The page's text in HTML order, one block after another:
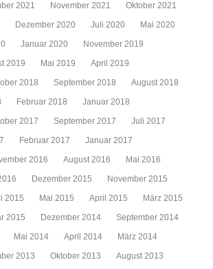
2021 November 2021
Oktober 2021
Dezember 2020 Juli 2020
Mai 2020
Januar 2020
November 2019
2019 Mai 2019
April 2019
2018 September 2018
August 2018
Februar 2018
Januar 2018
2017 September 2017
Juli 2017
Februar 2017
Januar 2017
2016 August 2016
Mai 2016
Dezember 2015
November 2015
2015 Mai 2015 April 2015
März 2015
2015 Dezember 2014
September 2014
Mai 2014 April 2014
März 2014
2013 Oktober 2013 August 2013